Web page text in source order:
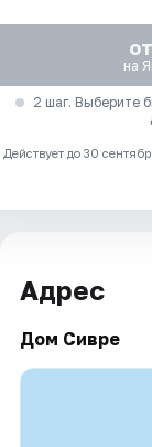
на
2 шаг. Выберите
Действует до 30
Адрес
Дом Сивре